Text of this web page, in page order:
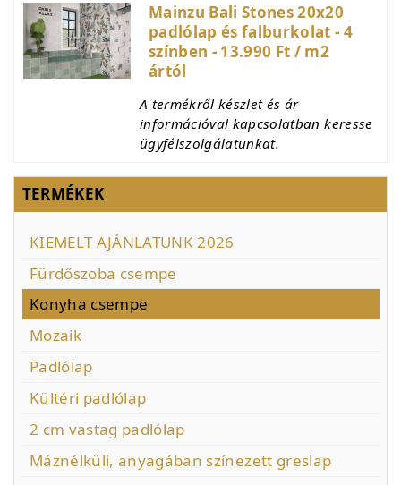
Mainzu Bali Stones 20x20
padlólap és falburkolat - 4
színben - 13.990 Ft / m2
ártól
A termékről készlet és ár
információval kapcsolatban keresse
ügyfélszolgálatunkat.
TERMÉKEK
KIEMELT AJÁNLATUNK 2026
Fürdőszoba csempe
Konyha csempe
Mozaik
Padlólap
Kültéri padlólap
2 cm vastag padlólap
Máznélküli, anyagában színezett greslap